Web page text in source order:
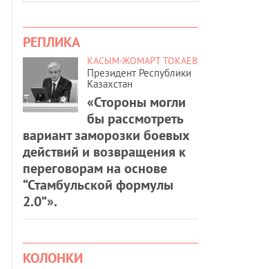
РЕПЛИКА
КАСЫМ-ЖОМАРТ ТОКАЕВ
Президент Республики
Казахстан
«Стороны могли
бы рассмотреть
вариант заморозки боевых
действий и возвращения к
переговорам на основе
“Стамбульской формулы
2.0”».
КОЛОНКИ